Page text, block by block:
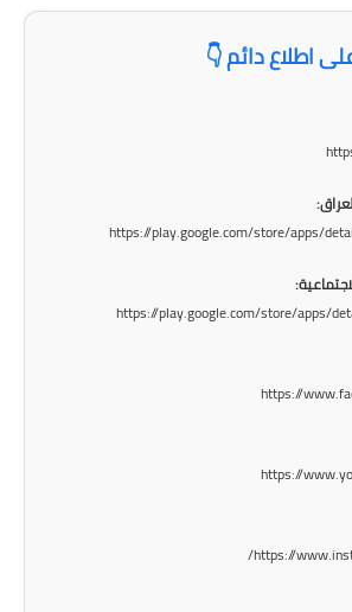
المرحلة المتوسطة
المرحلة الاعدادية
اطلاع دائم 👇
https://play.google.com/store/apps/
https://play.google.com/store/apps/
https://
https://
https://